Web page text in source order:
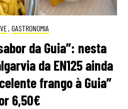
, GASTRONOMIA
da Guia”: nesta
da EN125 ainda
frango à Guia”
6,50€